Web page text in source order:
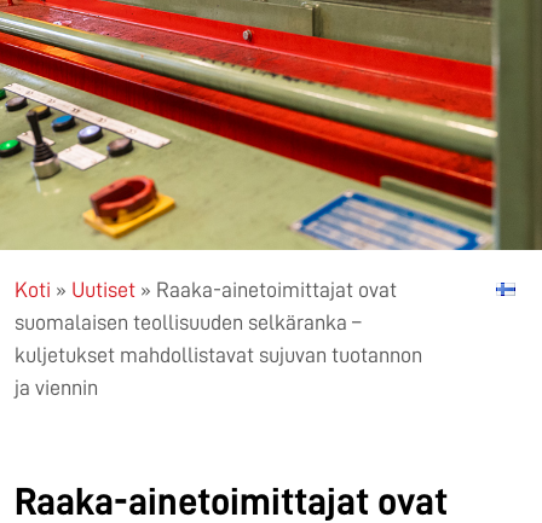
Koti » Uutiset » Raaka-ainetoimittajat ovat
suomalaisen teollisuuden selkäranka –
kuljetukset mahdollistavat sujuvan tuotannon
ja viennin
Raaka-ainetoimittajat ovat